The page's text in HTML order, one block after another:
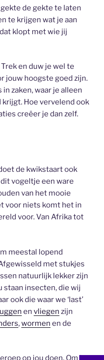
de gekte te laten
te krijgen wat je aan
klopt met wie jij
en duw je wel te
jouw hoogste goed zijn.
zaken, waar je alleen
krijgt. Hoe vervelend ook
creëer je dan zelf.
de kwikstaart ook
vogeltje een ware
van het mooie
voor niets komt het in
voor. Van Afrika tot
meestal lopend
met stukjes
natuurlijk lekker zijn
staan insecten, die wij
ook die waar we ‘last’
en vliegen zijn
,wormen en de
op jou doen. Om je